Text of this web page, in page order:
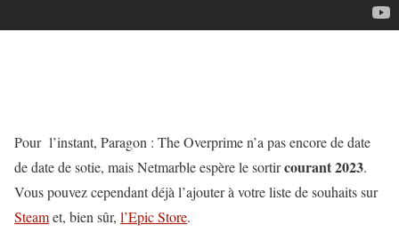
Pour l’instant, Paragon : The Overprime n’a pas encore de date
de date de sotie, mais Netmarble espère le sortircourant 2023.
Vous pouvez cependant déjà l’ajouter à votre liste de souhaits sur
Steamet, bien sûr, l’Epic Store.